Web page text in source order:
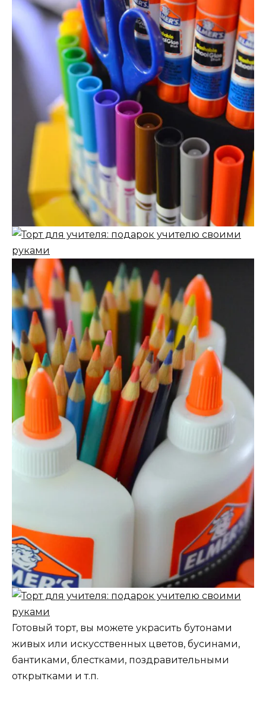
Готовый торт, вы можете украсить бутонами
живых или искусственных цветов, бусинами,
бантиками, блестками, поздравительными
открытками и т.п.